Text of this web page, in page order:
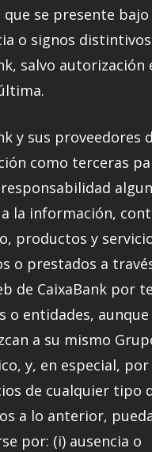
se presente bajo
o signos
salvo autorización
y sus proveedores
como terceras
la información,
productos y
o prestados a
de CaixaBank por
o entidades, aunque
a su mismo
y, en especial,
de cualquier tipo
a lo anterior,
por: (i) ausencia o